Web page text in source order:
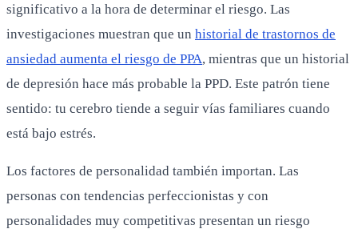
significativo a la hora de determinar el riesgo. Las
investigaciones muestran que un historial de trastornos de
ansiedad aumenta el riesgo de PPA, mientras que un historial
de depresión hace más probable la PPD. Este patrón tiene
sentido: tu cerebro tiende a seguir vías familiares cuando
está bajo estrés.
Los factores de personalidad también importan. Las
personas con tendencias perfeccionistas y con
personalidades muy competitivas presentan un riesgo